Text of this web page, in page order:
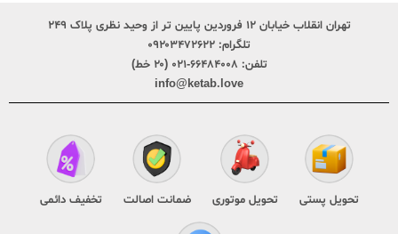
تهران انقلاب خیابان ۱۲ فروردین پایین تر از وحید نظری پلاک ۲۴۹
تلگرام: ۰۹۲۰۳۴۷۲۶۲۲
تلفن: ۶۶۴۸۴۰۰۸-۰۲۱ (۲۰ خط)
info@ketab.love
تحویل پستی تحویل موتوری ضمانت اصالت تخفیف دائمی